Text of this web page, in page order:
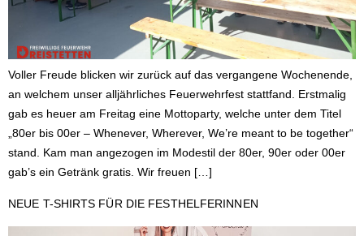
Voller Freude blicken wir zurück auf das vergangene Wochenende,
an welchem unser alljährliches Feuerwehrfest stattfand. Erstmalig
gab es heuer am Freitag eine Mottoparty, welche unter dem Titel
„80er bis 00er – Whenever, Wherever, We’re meant to be together“
stand. Kam man angezogen im Modestil der 80er, 90er oder 00er
gab’s ein Getränk gratis. Wir freuen […]
NEUE T-SHIRTS FÜR DIE FESTHELFERINNEN